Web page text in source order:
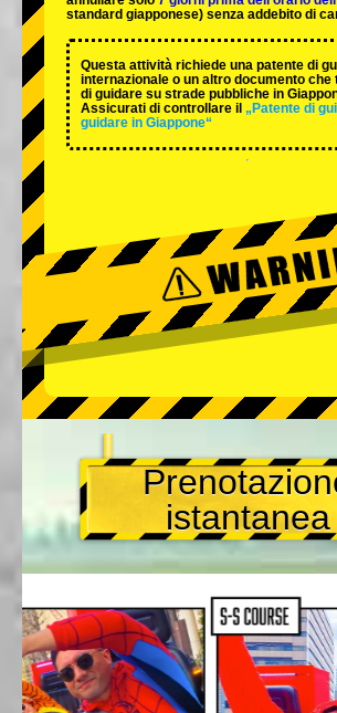
standard giapponese) senza addebito di
Questa attività richiede una patente di
internazionale o un altro documento che
di guidare su strade pubbliche in
Assicurati di controllare il „Patente di
guidare in Giappone“
istantanea